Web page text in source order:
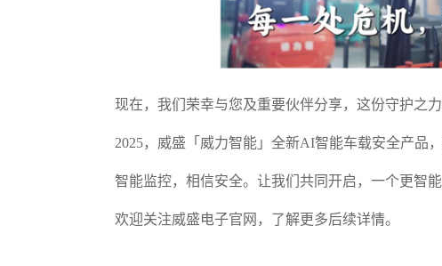
现在，我们荣幸与您及重要伙伴分享，这份守护之力
2025，威盛「威力智能」全新AI智能车载安全产品，
智能监控，相信安全。让我们共同开启，一个更智能
欢迎关注威盛电子官网，了解更多后续详情。